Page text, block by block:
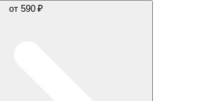
от 590 ₽